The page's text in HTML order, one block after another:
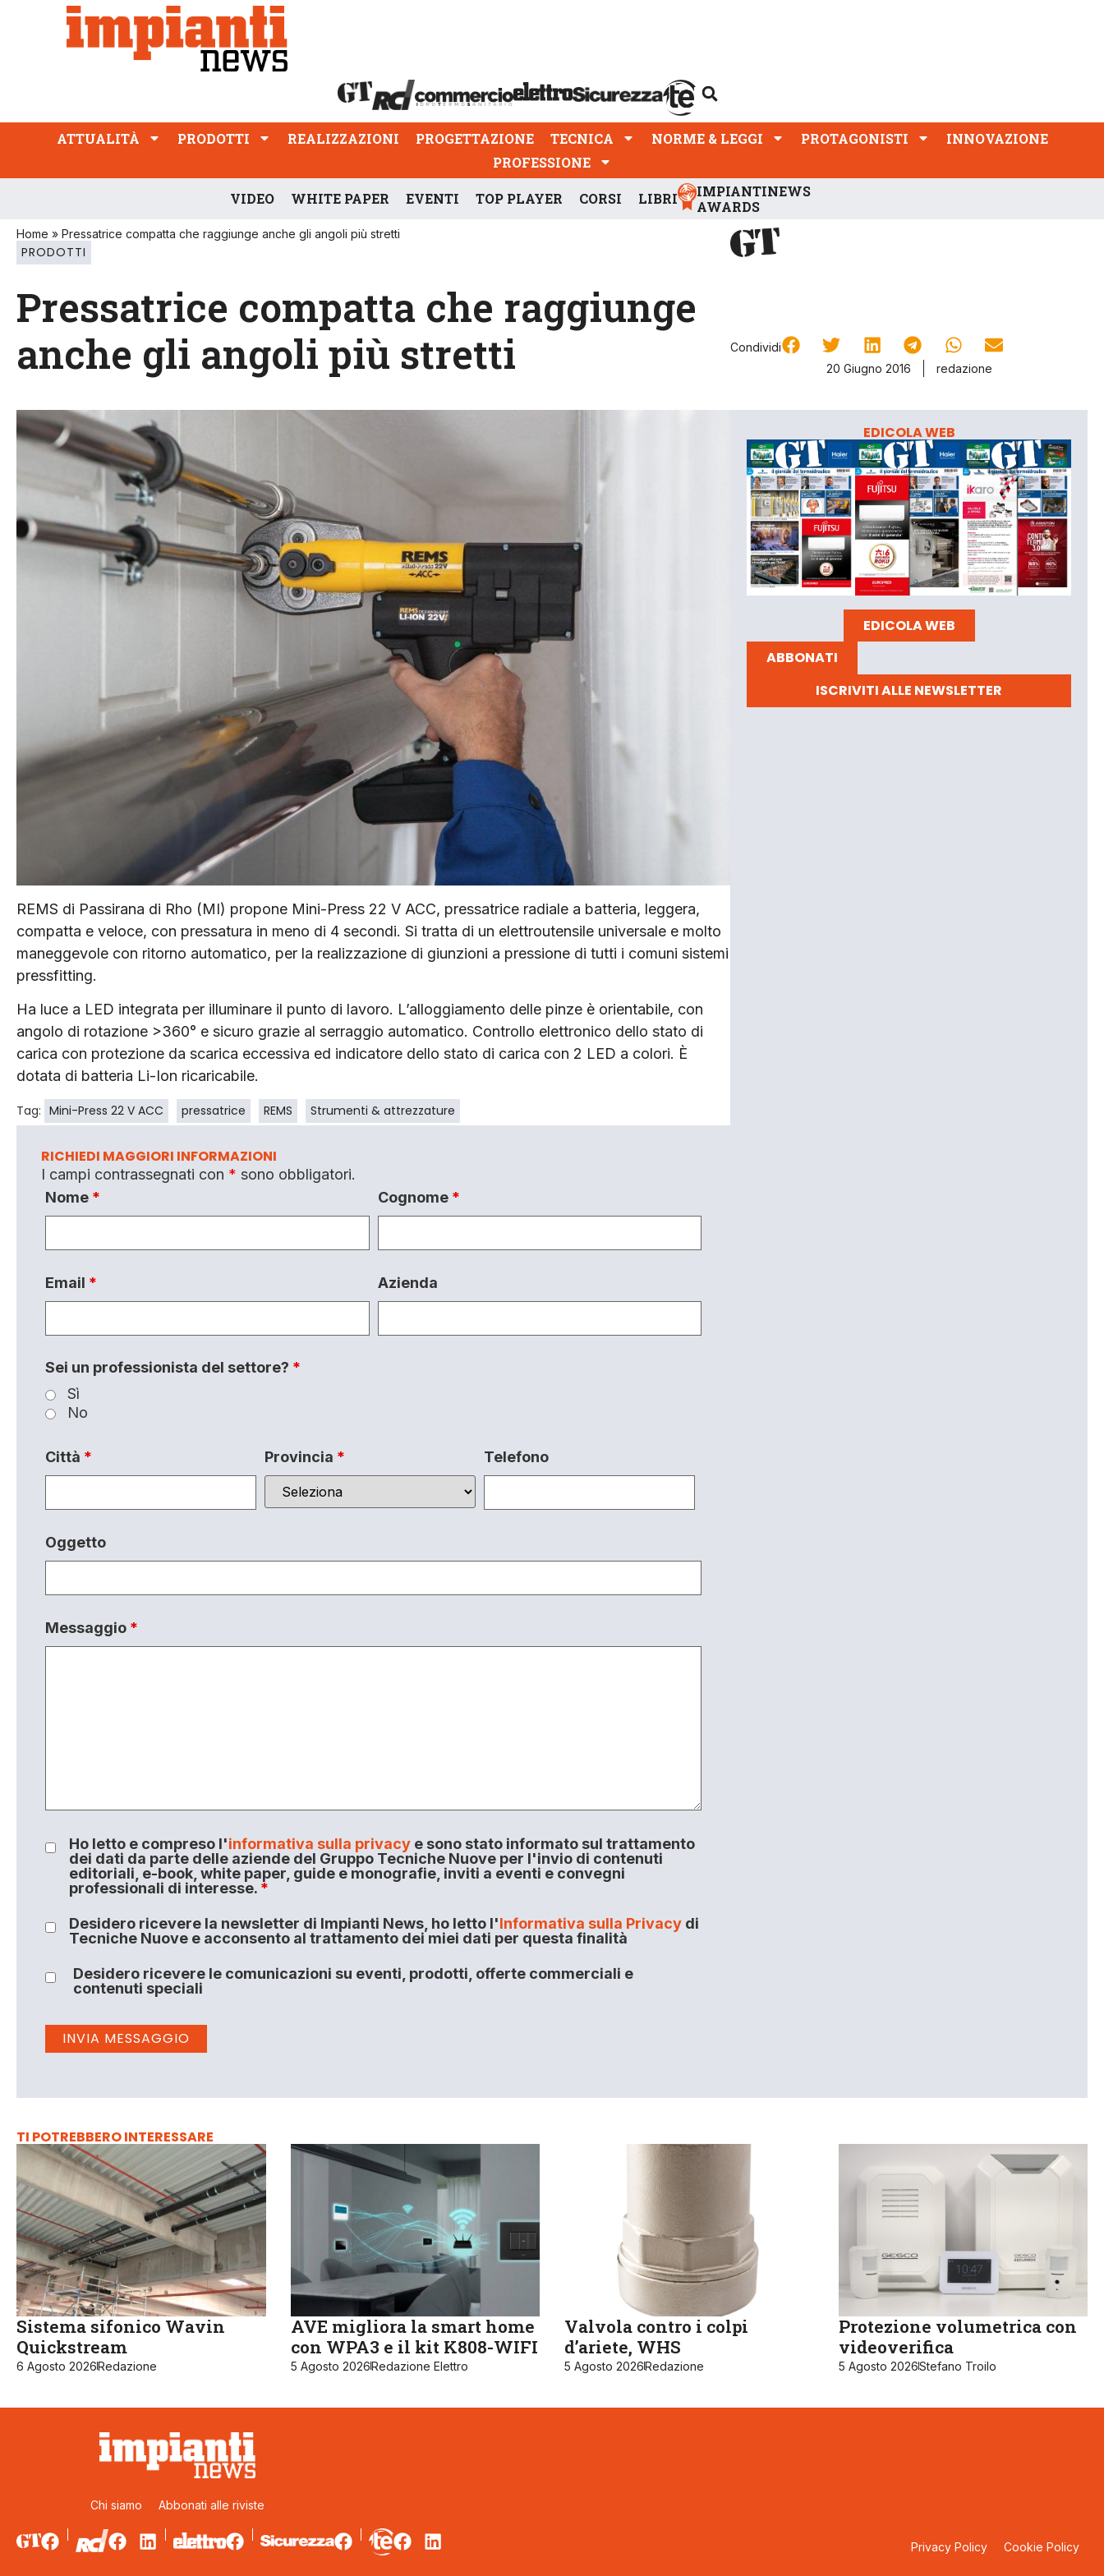
ATTUALITÀ PRODOTTI REALIZZAZIONI
PROFESSIONE
ATTUALITÀ PRODOTTI REALIZZAZIONI PROGETTAZIONE TECNICA NORME & LEGGI PROTAGONISTI
INNOVAZIONE
PROFESSIONE
VIDEO WHITE PAPER EVENTI TOP PLAYER CORSI LIBRI
IMPIANTINEWS
AWARDS
Home » Pressatrice compatta che raggiunge anche gli angoli più stretti
PRODOTTI
Pressatrice compatta che raggiunge
anche gli angoli più stretti
Condividi
20 Giugno 2016
redazione
REMS di Passirana di Rho (MI) propone Mini-Press 22 V ACC, pressatrice radiale a batteria, leggera,
compatta e veloce, con pressatura in meno di 4 secondi. Si tratta di un elettroutensile universale e molto
maneggevole con ritorno automatico, per la realizzazione di giunzioni a pressione di tutti i comuni sistemi
pressfitting.
Ha luce a LED integrata per illuminare il punto di lavoro. L’alloggiamento delle pinze è orientabile, con
angolo di rotazione >360° e sicuro grazie al serraggio automatico. Controllo elettronico dello stato di
carica con protezione da scarica eccessiva ed indicatore dello stato di carica con 2 LED a colori. È
dotata di batteria Li-Ion ricaricabile.
Tag: Mini-Press 22 V ACC pressatrice REMS Strumenti & attrezzature
RICHIEDI MAGGIORI INFORMAZIONI
I campi contrassegnati con * sono obbligatori.
Nome * Cognome *
Email * Azienda
Sei un professionista del settore? *
Sì
No
Città * Provincia * Telefono
Oggetto
Messaggio *
Ho letto e compreso l'informativa sulla privacye sono stato informato sul trattamento
dei dati da parte delle aziende del Gruppo Tecniche Nuove per l'invio di contenuti
editoriali, e-book, white paper, guide e monografie, inviti a eventi e convegni
professionali di interesse. *
Desidero ricevere la newsletter di Impianti News, ho letto l'Informativa sulla Privacydi
Tecniche Nuove e acconsento al trattamento dei miei dati per questa finalità
Desidero ricevere le comunicazioni su eventi, prodotti, offerte commerciali e
contenuti speciali
EDICOLA WEB
EDICOLA WEB
ABBONATI
ISCRIVITI ALLE NEWSLETTER
TI POTREBBERO INTERESSARE
Sistema sifonico Wavin
Quickstream
6 Agosto 2026Redazione
AVE migliora la smart home
con WPA3 e il kit K808-WIFI
5 Agosto 2026Redazione Elettro
Valvola contro i colpi
d’ariete, WHS
5 Agosto 2026Redazione
Protezione volumetrica con
videoverifica
5 Agosto 2026Stefano Troilo
Chi siamo Abbonati alle riviste
Privacy Policy Cookie Policy